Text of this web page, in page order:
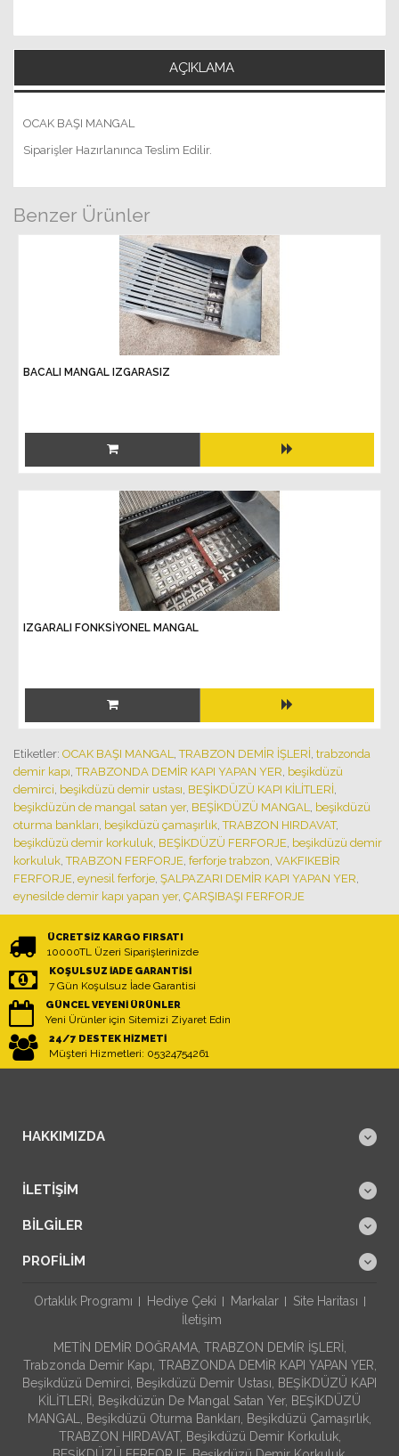
AÇIKLAMA
OCAK BAŞI MANGAL
Siparişler Hazırlanınca Teslim Edilir.
Benzer Ürünler
BACALI MANGAL IZGARASIZ
IZGARALI FONKSİYONEL MANGAL
Etiketler: OCAK BAŞI MANGAL,TRABZON DEMİR İŞLERİ, trabzonda
demir kapı,TRABZONDA DEMİR KAPI YAPAN YER, beşikdüzü
demirci, beşikdüzü demir ustası, BEŞİKDÜZÜ KAPI KİLİTLERİ,
beşikdüzün de mangal satan yer, BEŞİKDÜZÜ MANGAL, beşikdüzü
oturma bankları, beşikdüzü çamaşırlık,TRABZON HIRDAVAT,
beşikdüzü demir korkuluk, BEŞİKDÜZÜ FERFORJE, beşikdüzü demir
korkuluk,TRABZON FERFORJE, ferforje trabzon, VAKFIKEBİR
FERFORJE, eynesil ferforje, ŞALPAZARI DEMİR KAPI YAPAN YER,
eynesilde demir kapı yapan yer, ÇARŞIBAŞI FERFORJE
ÜCRETSIZ KARGO FIRSATI
10000TL Üzeri Siparişlerinizde
KOŞULSUZ İADE GARANTISI
7 Gün Koşulsuz İade Garantisi
GÜNCEL VEYENI ÜRÜNLER
Yeni Ürünler için Sitemizi Ziyaret Edin
24/7 DESTEK HIZMETI
Müşteri Hizmetleri: 05324754261
HAKKIMIZDA
İLETIŞIM
BILGILER
PROFILIM
Ortaklık Programı Hediye Çeki Markalar
Site Haritası
İletişim
METİN DEMİR DOĞRAMA, TRABZON DEMİR İŞLERİ,
Trabzonda Demir Kapı, TRABZONDA DEMİR KAPI YAPAN YER,
Beşikdüzü Demirci, Beşikdüzü Demir Ustası, BEŞİKDÜZÜ KAPI
KİLİTLERİ, Beşikdüzün De Mangal Satan Yer, BEŞİKDÜZÜ
MANGAL, Beşikdüzü Oturma Bankları, Beşikdüzü Çamaşırlık,
TRABZON HIRDAVAT, Beşikdüzü Demir Korkuluk,